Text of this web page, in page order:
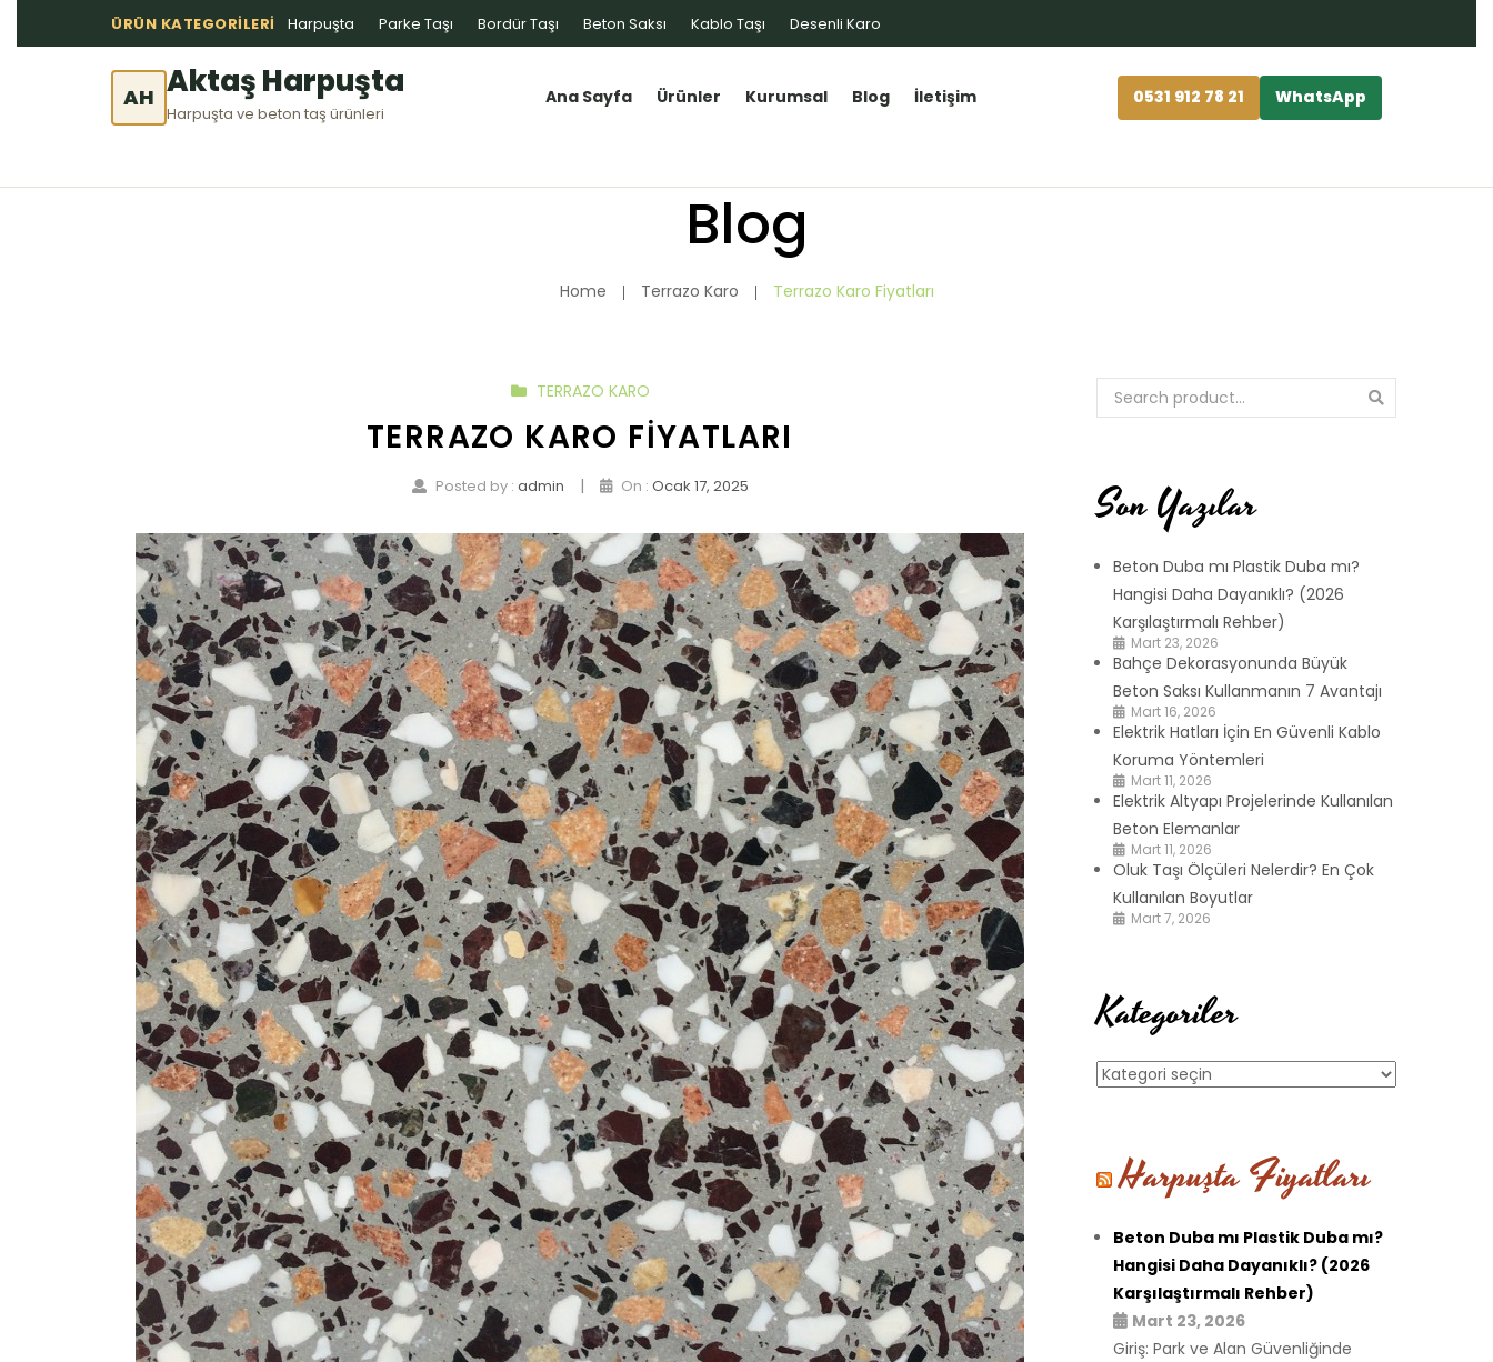
ÜRÜN KATEGORILERI Harpuşta Parke Taşı Bordür Taşı Beton Saksı Kablo Taşı Desenli Karo
AH Aktaş Harpuşta
Harpuşta ve beton taş ürünleri
Ana Sayfa Ürünler Kurumsal Blog İletişim 0531 912 78 21 WhatsApp
Blog
Home Terrazo Karo Terrazo Karo Fiyatları
TERRAZO KARO
TERRAZO KARO FIYATLARI
Posted by : admin | On : Ocak 17, 2025 Son Yazılar
Beton Duba mı Plastik Duba mı?
Hangisi Daha Dayanıklı? (2026
Karşılaştırmalı Rehber)
Mart 23, 2026
Bahçe Dekorasyonunda Büyük
Beton Saksı Kullanmanın 7 Avantajı
Mart 16, 2026
Elektrik Hatları İçin En Güvenli Kablo
Koruma Yöntemleri
Mart 11, 2026
Elektrik Altyapı Projelerinde Kullanılan
Beton Elemanlar
Mart 11, 2026
Oluk Taşı Ölçüleri Nelerdir? En Çok
Kullanılan Boyutlar
Mart 7, 2026
Kategoriler
Kategoriler
Harpuşta Fiyatları
Beton Duba mı Plastik Duba mı?
Hangisi Daha Dayanıklı? (2026
Karşılaştırmalı Rehber)
Mart 23, 2026
Giriş: Park ve Alan Güvenliğinde